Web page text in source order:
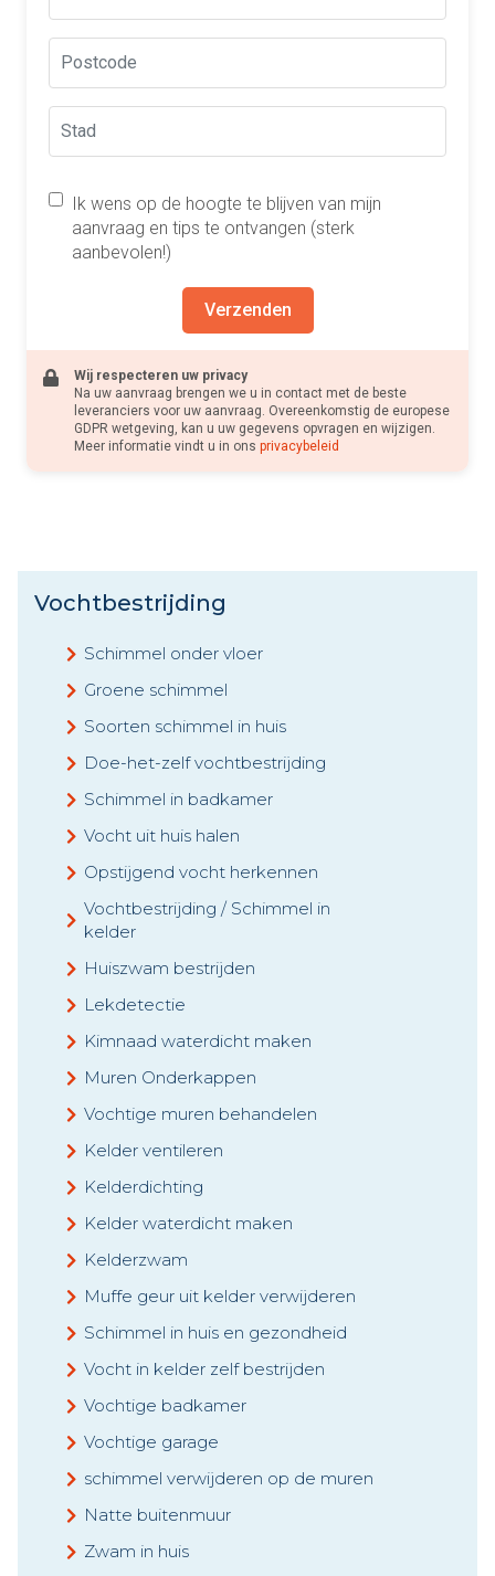
Ik wens op de hoogte te blijven van mijn
aanvraag en tips te ontvangen (sterk
aanbevolen!)
Verzenden
Wij respecteren uw privacy
Na uw aanvraag brengen we u in contact met de beste
leveranciers voor uw aanvraag. Overeenkomstig de europese
GDPR wetgeving, kan u uw gegevens opvragen en wijzigen.
Meer informatie vindt u in ons privacybeleid
Vochtbestrijding
Schimmel onder vloer
Groene schimmel
Soorten schimmel in huis
Doe-het-zelf vochtbestrijding
Schimmel in badkamer
Vocht uit huis halen
Opstijgend vocht herkennen
Vochtbestrijding / Schimmel in
kelder
Huiszwam bestrijden
Lekdetectie
Kimnaad waterdicht maken
Muren Onderkappen
Vochtige muren behandelen
Kelder ventileren
Kelderdichting
Kelder waterdicht maken
Kelderzwam
Muffe geur uit kelder verwijderen
Schimmel in huis en gezondheid
Vocht in kelder zelf bestrijden
Vochtige badkamer
Vochtige garage
schimmel verwijderen op de muren
Natte buitenmuur
Zwam in huis